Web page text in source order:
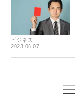
ビジネス
2023.06.07